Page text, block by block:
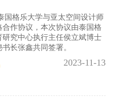
国格乐大学与亚太空间设计师
作协议，本次协议由泰国格
究中心执行主任侯立斌博士
长张鑫共同签署。
2023-11-13